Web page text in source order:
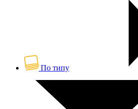
По типу